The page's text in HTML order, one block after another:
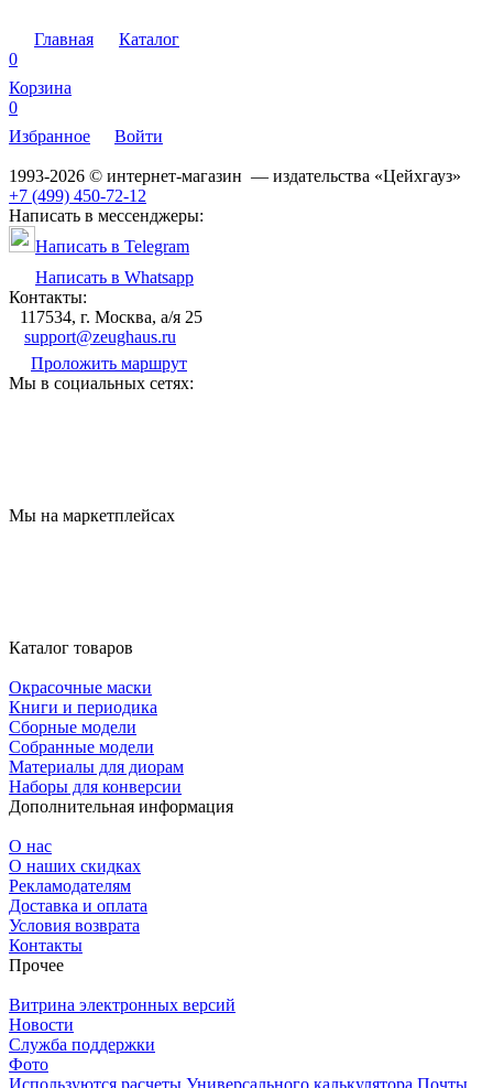
Главная
Каталог
0
Корзина
0
Избранное
Войти
1993-2026 © интернет-магазин — издательства «Цейхгауз»
+7 (499) 450-72-12
Написать в мессенджеры:
Написать в Telegram
Написать в Whatsapp
Контакты:
117534, г. Москва, а/я 25
support@zeughaus.ru
Проложить маршрут
Мы в социальных сетях:
Мы на маркетплейсах
Каталог товаров
Окрасочные маски
Книги и периодика
Сборные модели
Собранные модели
Материалы для диорам
Наборы для конверсии
Дополнительная информация
О нас
О наших скидках
Рекламодателям
Доставка и оплата
Условия возврата
Контакты
Прочее
Витрина электронных версий
Новости
Служба поддержки
Фото
Используются расчеты Универсального калькулятора Почты